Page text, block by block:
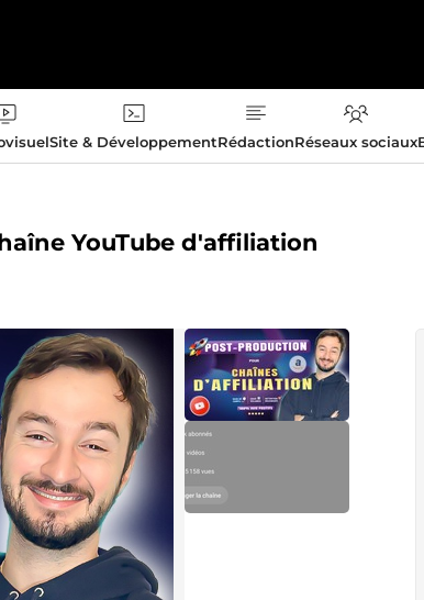
Site & DéveloppementRédactionRéseaux sociaux
YouTube d'affiliation